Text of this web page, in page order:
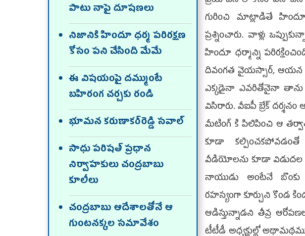
పాటు నాపై దూషణలు
నిజానికి హిందూ ధర్మ పరిరక్షణ
కోసం పని చేసింది మేమే
ఈ విషయంపై దమ్ముంటే
బహిరంగ చర్చకు రండి
భూమన కరుణాకర్‌రెడ్డి సవాల్‌
సాధు పరిషత్‌ ప్రధాన
నిర్వాహకులు చంద్రబాబు
కూలీలు
చంద్రబాబు ఆదేశాలతోనే ఆ
గుంటనక్కల సమావేశం
గురించి మాట్లాడితే
ప్రశ్నించారు. వాళ్లు
హిందూ ధర్మాన్ని
దివంగత వైయస్సార్, ఆయన
ఎక్కడైనా ఎవరితోనైనా తాను
విసిరారు. వీఐపీ బ్రేక్‌
మీటింగ్‌ కి పిలిపించి ఆ
కూడా
వీడియోలను కూడా విడుదల
నాయుడు అంటేనే
రహస్యంగా కూర్చుని కొండ
ఆడిస్తున్నాడని తీవ్ర
టీటీడీ అధ్యక్షుల్లో